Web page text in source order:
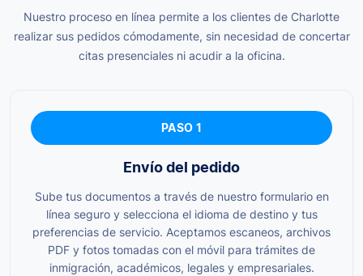
Nuestro proceso en línea permite a los clientes de Charlotte
realizar sus pedidos cómodamente, sin necesidad de concertar
citas presenciales ni acudir a la oficina.
PASO 1
Envío del pedido
Sube tus documentos a través de nuestro formulario en
línea seguro y selecciona el idioma de destino y tus
preferencias de servicio. Aceptamos escaneos, archivos
PDF y fotos tomadas con el móvil para trámites de
inmigración, académicos, legales y empresariales.